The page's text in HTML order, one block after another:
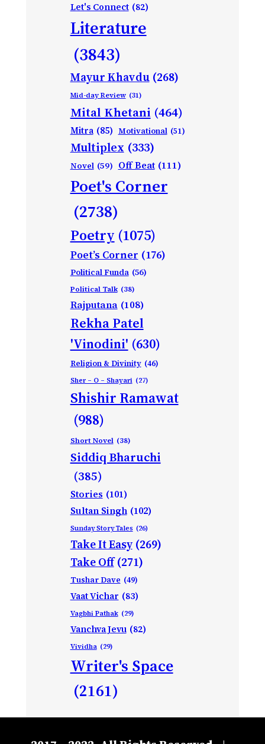
Let's Connect (82)
Literature
(3843)
Mayur Khavdu (268)
Mid-day Review (31)
Mital Khetani (464)
Mitra (85) Motivational (51)
Multiplex (333)
Novel (59) Off Beat (111)
Poet's Corner
(2738)
Poetry (1075)
Poet’s Corner (176)
Political Funda (56)
Political Talk (38)
Rajputana (108)
Rekha Patel
'Vinodini' (630)
Religion & Divinity (46)
Sher – O – Shayari (27)
Shishir Ramawat
(988)
Short Novel (38)
Siddiq Bharuchi
(385)
Stories (101)
Sultan Singh (102)
Sunday Story Tales (26)
Take It Easy (269)
Take Off (271)
Tushar Dave (49)
Vaat Vichar (83)
Vagbhi Pathak (29)
Vanchva Jevu (82)
Vividha (29)
Writer's Space
(2161)